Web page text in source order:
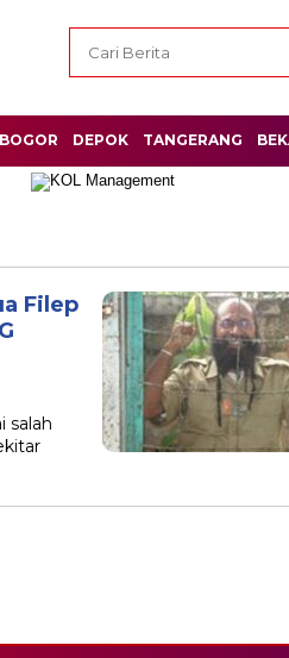
BOGOR DEPOK TANGERANG
Filep
salah